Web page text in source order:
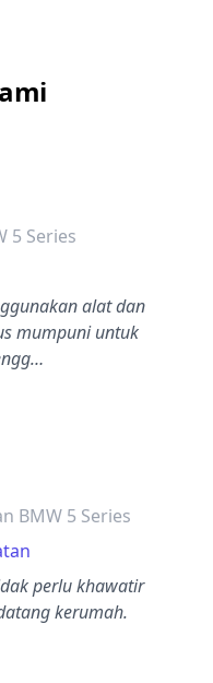
bintang lima
5 Series
alat dan
mumpuni untuk
bintang lima
BMW 5 Series
perlu khawatir
kerumah.